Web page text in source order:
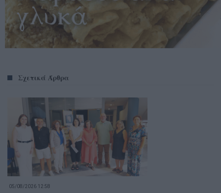
Σχετικά Άρθρα
05/08/2026 12:58